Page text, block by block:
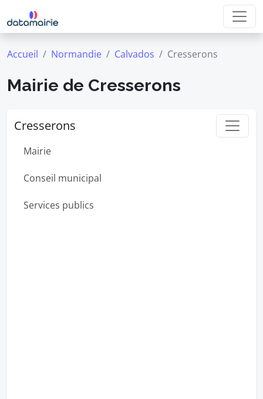
Accueil Normandie Calvados Cresserons
Mairie de Cresserons
Cresserons
Mairie
Conseil municipal
Services publics